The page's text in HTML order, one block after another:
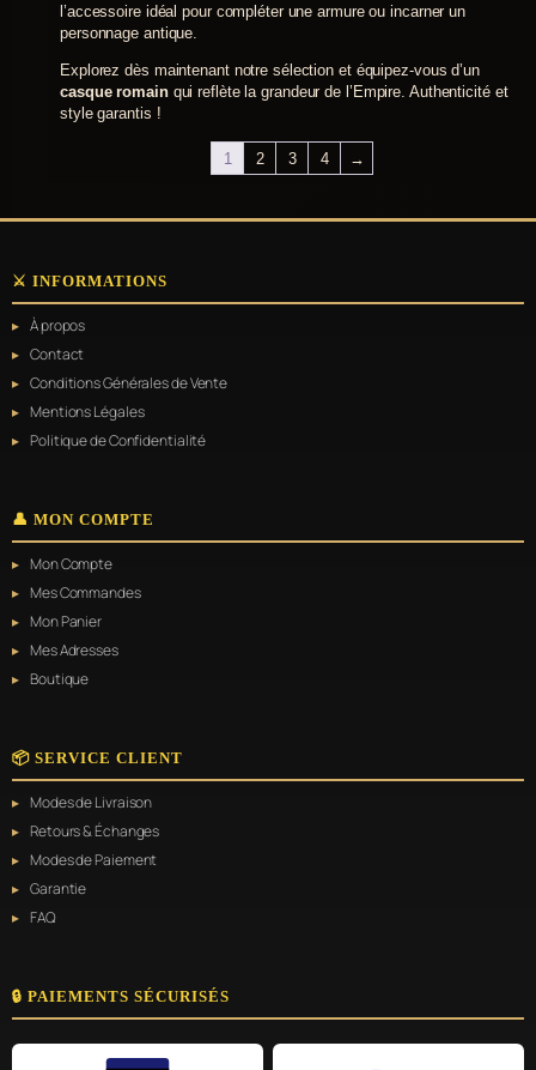
l’accessoire idéal pour compléter une armure ou incarner un
personnage antique.
Explorez dès maintenant notre sélection et équipez-vous d’un
casque romainqui reflète la grandeur de l’Empire. Authenticité et
style garantis !
1 2 3 4 →
⚔️ INFORMATIONS
À propos
Contact
Conditions Générales de Vente
Mentions Légales
Politique de Confidentialité
👤 MON COMPTE
Mon Compte
Mes Commandes
Mon Panier
Mes Adresses
Boutique
📦 SERVICE CLIENT
Modes de Livraison
Retours & Échanges
Modes de Paiement
Garantie
FAQ
🔒 PAIEMENTS SÉCURISÉS